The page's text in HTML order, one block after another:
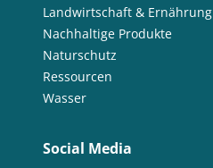
Landwirtschaft & Ernährung
Nachhaltige Produkte
Naturschutz
Ressourcen
Wasser
Social Media